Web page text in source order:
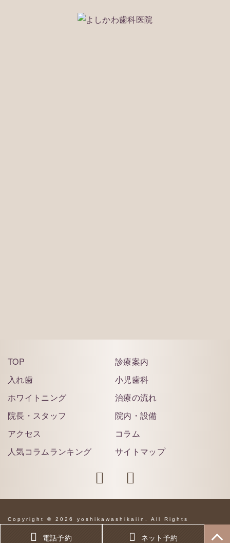
電話予約 ネット予約
TOP
診療案内
入れ歯
小児歯科
ホワイトニング
治療の流れ
院長・スタッフ
院内・設備
アクセス
コラム
人気コラムランキング
サイトマップ
Copyright © 2026 yoshikawashikaiin. All Rights